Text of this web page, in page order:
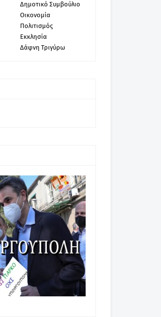
Δημοτικό Συμβούλιο
Οικονομία
Πολιτισμός
Εκκλησία
Δάφνη Τριγύρω